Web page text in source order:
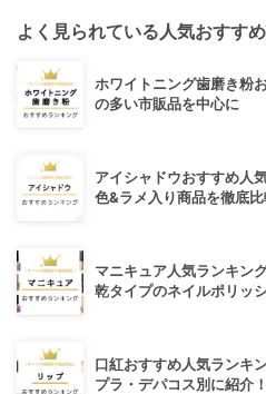
よく見られている人気おすす
ホワイトニング歯磨き粉
の多い市販品を中心に
アイシャドウおすすめ人
色&ラメ入り商品を徹底比
マニキュア人気ランキン
乾タイプのネイルポリッ
口紅おすすめ人気ランキ
プラ・デパコス別に紹介！